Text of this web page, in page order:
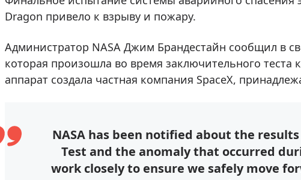
Dragon привело к взрыву и пожару.
Администратор NASA Джим Брандестайн сообщил в
которая произошла во время заключительного теста
аппарат создала частная компания SpaceХ,
NASA has been notified about the
Test and the anomaly that occurred
work closely to ensure we safely move